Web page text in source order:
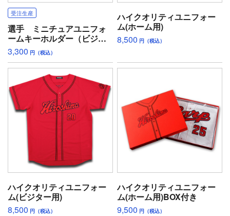
受注生産
選手 ミニチュアユニフォ
ームキーホルダー（ビジタ
ー）
3,300 円（税込）
ハイクオリティユニフォー
ム(ホーム用)
8,500 円（税込）
ハイクオリティユニフォー
ム(ビジター用)
8,500 円（税込）
ハイクオリティユニフォー
ム(ホーム用)BOX付き
9,500 円（税込）